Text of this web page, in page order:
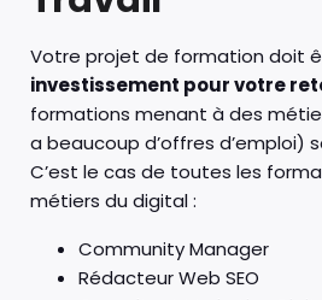
Votre projet de formation doit
investissement pour votre
formations menant à des
a beaucoup d’offres d’emploi)
C’est le cas de toutes les
métiers du digital :
Community Manager
Rédacteur Web SEO